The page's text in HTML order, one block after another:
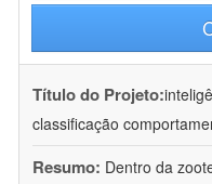
Título do Projeto:
classificação
Resumo: Dentro da